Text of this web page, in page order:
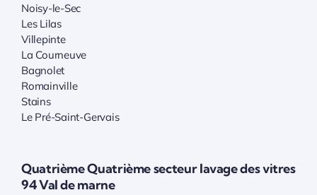
Noisy-le-Sec
Les Lilas
Villepinte
La Courneuve
Bagnolet
Romainville
Stains
Le Pré-Saint-Gervais
Quatrième Quatrième secteur lavage des vitres
94 Val de marne